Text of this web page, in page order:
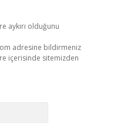
aykırı olduğunu
adresine bildirmeniz
içerisinde sitemizden